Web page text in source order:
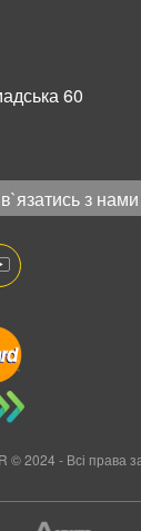
60
з нами
© 2024 - Всі права